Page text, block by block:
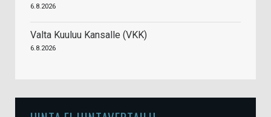
6.8.2026
Valta Kuuluu Kansalle (VKK)
6.8.2026